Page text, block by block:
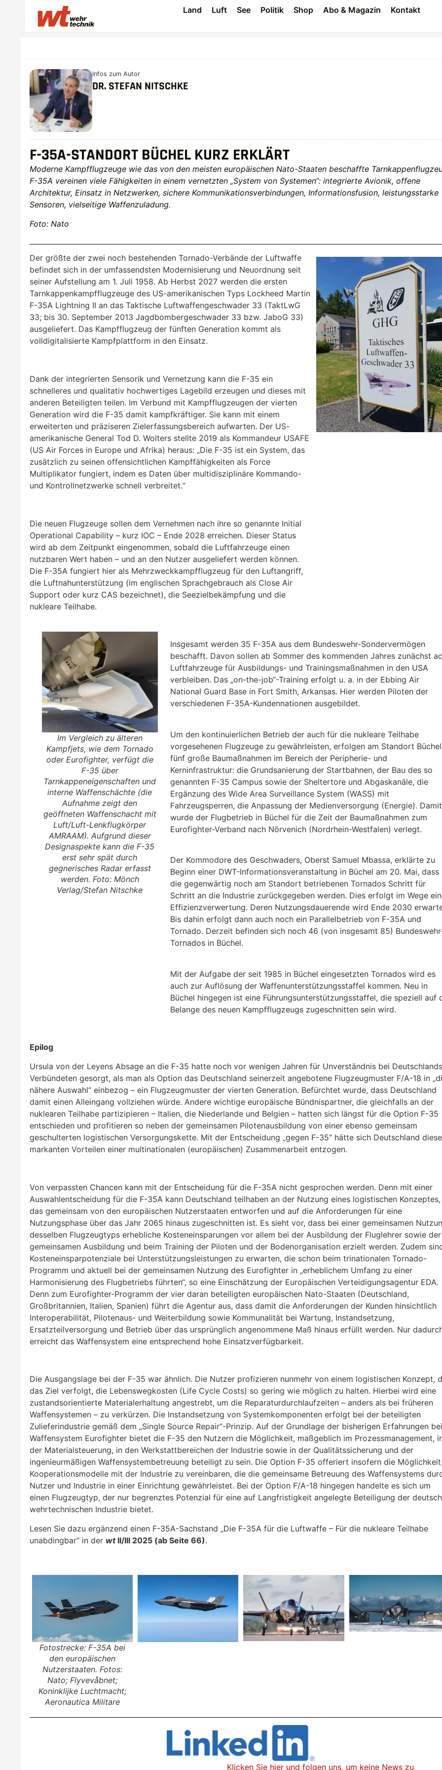
Land Luft See Politik Shop Abo & Magazin Kontakt
Infos zum Autor
DR. STEFAN NITSCHKE
F-35A-STANDORT BÜCHEL KURZ ERKLÄRT
Moderne Kampfflugzeuge wie das von den meisten europäischen Nato-Staaten beschaffte
F-35A vereinen viele Fähigkeiten in einem vernetzten „System von Systemen“: integrierte Avionik, offene
Architektur, Einsatz in Netzwerken, sichere Kommunikationsverbindungen, Informationsfusion, leistungsstarke
Sensoren, vielseitige Waffenzuladung.
Foto: Nato
Der größte der zwei noch bestehenden Tornado-Verbände der Luftwaffe
befindet sich in der umfassendsten Modernisierung und Neuordnung seit
seiner Aufstellung am 1. Juli 1958. Ab Herbst 2027 werden die ersten
Tarnkappenkampfflugzeuge des US-amerikanischen Typs Lockheed Martin
F-35A Lightning II an das Taktische Luftwaffengeschwader 33 (TaktLwG
33; bis 30. September 2013 Jagdbombergeschwader 33 bzw. JaboG 33)
ausgeliefert. Das Kampfflugzeug der fünften Generation kommt als
volldigitalisierte Kampfplattform in den Einsatz.
Dank der integrierten Sensorik und Vernetzung kann die F-35 ein
schnelleres und qualitativ hochwertiges Lagebild erzeugen und dieses mit
anderen Beteiligten teilen. Im Verbund mit Kampfflugzeugen der vierten
Generation wird die F-35 damit kampfkräftiger. Sie kann mit einem
erweiterten und präziseren Zielerfassungsbereich aufwarten. Der US-
amerikanische General Tod D. Wolters stellte 2019 als Kommandeur USAFE
(US Air Forces in Europe und Afrika) heraus: „Die F-35 ist ein System, das
zusätzlich zu seinen offensichtlichen Kampffähigkeiten als Force
Multiplikator fungiert, indem es Daten über multidisziplinäre Kommando-
und Kontrollnetzwerke schnell verbreitet.“
Die neuen Flugzeuge sollen dem Vernehmen nach ihre so genannte Initial
Operational Capability – kurz IOC – Ende 2028 erreichen. Dieser Status
wird ab dem Zeitpunkt eingenommen, sobald die Luftfahrzeuge einen
nutzbaren Wert haben – und an den Nutzer ausgeliefert werden können.
Die F-35A fungiert hier als Mehrzweckkampfflugzeug für den Luftangriff,
die Luftnahunterstützung (im englischen Sprachgebrauch als Close Air
Support oder kurz CAS bezeichnet), die Seezielbekämpfung und die
nukleare Teilhabe.
Im Vergleich zu älteren
Kampfjets, wie dem Tornado
oder Eurofighter, verfügt die
F-35 über
Tarnkappeneigenschaften und
interne Waffenschächte (die
Aufnahme zeigt den
geöffneten Waffenschacht mit
Luft/Luft-Lenkflugkörper
AMRAAM). Aufgrund dieser
Designaspekte kann die F-35
erst sehr spät durch
gegnerisches Radar erfasst
werden. Foto: Mönch
Verlag/Stefan Nitschke
Insgesamt werden 35 F-35A aus dem Bundeswehr-Sondervermögen
beschafft. Davon sollen ab Sommer des kommenden Jahres zunächst
Luftfahrzeuge für Ausbildungs- und Trainingsmaßnahmen in den USA
verbleiben. Das „on-the-job“-Training erfolgt u. a. in der Ebbing Air
National Guard Base in Fort Smith, Arkansas. Hier werden Piloten der
verschiedenen F-35A-Kundennationen ausgebildet.
Um den kontinuierlichen Betrieb der auch für die nukleare Teilhabe
vorgesehenen Flugzeuge zu gewährleisten, erfolgen am Standort Büchel
fünf große Baumaßnahmen im Bereich der Peripherie- und
Kerninfrastruktur: die Grundsanierung der Startbahnen, der Bau des so
genannten F-35 Campus sowie der Sheltertore und Abgaskanäle, die
Ergänzung des Wide Area Surveillance System (WASS) mit
Fahrzeugsperren, die Anpassung der Medienversorgung (Energie). Damit
wurde der Flugbetrieb in Büchel für die Zeit der Baumaßnahmen zum
Eurofighter-Verband nach Nörvenich (Nordrhein-Westfalen) verlegt.
Der Kommodore des Geschwaders, Oberst Samuel Mbassa, erklärte zu
Beginn einer DWT-Informationsveranstaltung in Büchel am 20. Mai, dass
die gegenwärtig noch am Standort betriebenen Tornados Schritt für
Schritt an die Industrie zurückgegeben werden. Dies erfolgt im Wege
Effizienzverwertung. Deren Nutzungsdauerende wird Ende 2030
Bis dahin erfolgt dann auch noch ein Parallelbetrieb von F-35A und
Tornado. Derzeit befinden sich noch 46 (von insgesamt 85)
Tornados in Büchel.
Mit der Aufgabe der seit 1985 in Büchel eingesetzten Tornados wird es
auch zur Auflösung der Waffenunterstützungsstaffel kommen. Neu in
Büchel hingegen ist eine Führungsunterstützungsstaffel, die speziell auf
Belange des neuen Kampfflugzeugs zugeschnitten sein wird.
Epilog
Ursula von der Leyens Absage an die F-35 hatte noch vor wenigen Jahren für Unverständnis bei Deutschlands
Verbündeten gesorgt, als man als Option das Deutschland seinerzeit angebotene Flugzeugmuster F/A-18 in
nähere Auswahl“ einbezog – ein Flugzeugmuster der vierten Generation. Befürchtet wurde, dass Deutschland
damit einen Alleingang vollziehen würde. Andere wichtige europäische Bündnispartner, die gleichfalls an der
nuklearen Teilhabe partizipieren – Italien, die Niederlande und Belgien – hatten sich längst für die Option F-35
entschieden und profitieren so neben der gemeinsamen Pilotenausbildung von einer ebenso gemeinsam
geschulterten logistischen Versorgungskette. Mit der Entscheidung „gegen F-35“ hätte sich Deutschland
markanten Vorteilen einer multinationalen (europäischen) Zusammenarbeit entzogen.
Von verpassten Chancen kann mit der Entscheidung für die F-35A nicht gesprochen werden. Denn mit einer
Auswahlentscheidung für die F-35A kann Deutschland teilhaben an der Nutzung eines logistischen Konzeptes,
das gemeinsam von den europäischen Nutzerstaaten entworfen und auf die Anforderungen für eine
Nutzungsphase über das Jahr 2065 hinaus zugeschnitten ist. Es sieht vor, dass bei einer gemeinsamen
desselben Flugzeugtyps erhebliche Kosteneinsparungen vor allem bei der Ausbildung der Fluglehrer sowie der
gemeinsamen Ausbildung und beim Training der Piloten und der Bodenorganisation erzielt werden. Zudem
Kosteneinsparpotenziale bei Unterstützungsleistungen zu erwarten, die schon beim trinationalen Tornado-
Programm und aktuell bei der gemeinsamen Nutzung des Eurofighter in „erheblichem Umfang zu einer
Harmonisierung des Flugbetriebs führten“, so eine Einschätzung der Europäischen Verteidigungsagentur EDA.
Denn zum Eurofighter-Programm der vier daran beteiligten europäischen Nato-Staaten (Deutschland,
Großbritannien, Italien, Spanien) führt die Agentur aus, dass damit die Anforderungen der Kunden hinsichtlich
Interoperabilität, Pilotenaus- und Weiterbildung sowie Kommunalität bei Wartung, Instandsetzung,
Ersatzteilversorgung und Betrieb über das ursprünglich angenommene Maß hinaus erfüllt werden. Nur
erreicht das Waffensystem eine entsprechend hohe Einsatzverfügbarkeit.
Die Ausgangslage bei der F-35 war ähnlich. Die Nutzer profizieren nunmehr von einem logistischen Konzept,
das Ziel verfolgt, die Lebenswegkosten (Life Cycle Costs) so gering wie möglich zu halten. Hierbei wird eine
zustandsorientierte Materialerhaltung angestrebt, um die Reparaturdurchlaufzeiten – anders als bei früheren
Waffensystemen – zu verkürzen. Die Instandsetzung von Systemkomponenten erfolgt bei der beteiligten
Zulieferindustrie gemäß dem „Single Source Repair“-Prinzip. Auf der Grundlage der bisherigen Erfahrungen
Waffensystem Eurofighter bietet die F-35 den Nutzern die Möglichkeit, maßgeblich im Prozessmanagement,
der Materialsteuerung, in den Werkstattbereichen der Industrie sowie in der Qualitätssicherung und der
ingenieurmäßigen Waffensystembetreuung beteiligt zu sein. Die Option F-35 offeriert insofern die
Kooperationsmodelle mit der Industrie zu vereinbaren, die die gemeinsame Betreuung des Waffensystems
Nutzer und Industrie in einer Einrichtung gewährleistet. Bei der Option F/A-18 hingegen handelte es sich um
einen Flugzeugtyp, der nur begrenztes Potenzial für eine auf Langfristigkeit angelegte Beteiligung der
wehrtechnischen Industrie bietet.
Lesen Sie dazu ergänzend einen F-35A-Sachstand „Die F-35A für die Luftwaffe – Für die nukleare Teilhabe
unabdingbar“ in der wtII/III 2025 (ab Seite 66).
Fotostrecke: F-35A bei
den europäischen
Nutzerstaaten. Fotos:
Nato; Flyvevåbnet;
Koninklijke Luchtmacht;
Aeronautica Militare
Klicken Sie hier und folgen uns, um keine News zu